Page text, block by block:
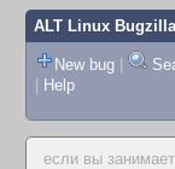
ALT Linux Bugzilla
New bug |
| Help
если вы